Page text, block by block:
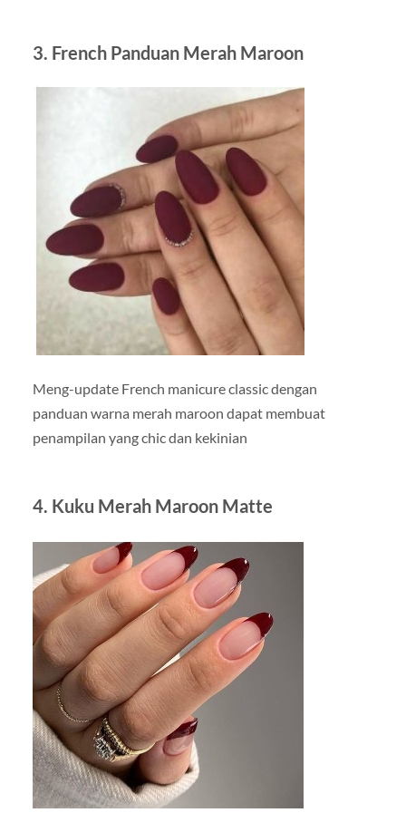
3. French Panduan Merah Maroon
Meng-update French manicure classic dengan
panduan warna merah maroon dapat membuat
penampilan yang chic dan kekinian
4. Kuku Merah Maroon Matte